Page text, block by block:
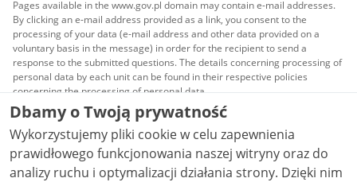
Pages available in the www.gov.pl domain may contain e-mail addresses.
By clicking an e-mail address provided as a link, you consent to the
processing of your data (e-mail address and other data provided on a
voluntary basis in the message) in order for the recipient to send a
response to the submitted questions. The details concerning processing of
personal data by each unit can be found in their respective policies
concerning the processing of personal data.
All content published on this website is covered by a
Creative Commons Attribution 3.0 PLlicense, unless
stated otherwise.
Dbamy o Twoją prywatność
Wykorzystujemy pliki cookie w celu zapewnienia
prawidłowego funkcjonowania naszej witryny oraz do
analizy ruchu i optymalizacji działania strony. Dzięki nim